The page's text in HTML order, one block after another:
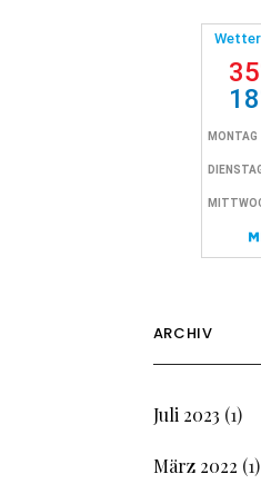
ARCHIV
Juli 2023 (1)
März 2022 (1)